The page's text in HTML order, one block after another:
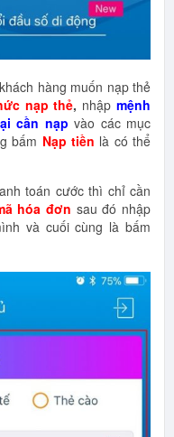
hàng muốn nạp thẻ
nạp thẻ, nhậpmệnh
cần nạp vào các mục
bấm Nạp tiền là có thể
toán cước thì chỉ cần
hóa đơn sau đó nhập
và cuối cùng là bấm